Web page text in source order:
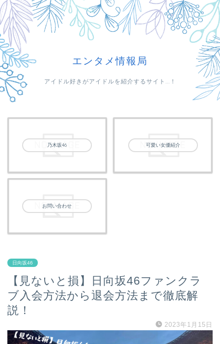
エンタメ情報局
アイドル好きがアイドルを紹介するサイト...！
乃木坂46 可愛い女優紹介
お問い合わせ
日向坂46
【見ないと損】日向坂46ファンクラ
ブ入会方法から退会方法まで徹底解
説！
2023年1月15日